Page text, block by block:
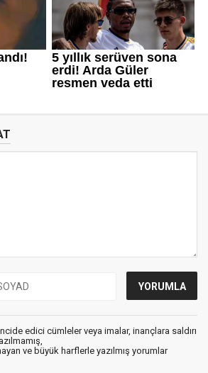
edici cümleler veya imalar, inançlara saldırı
ve büyük harflerle yazılmış yorumlar